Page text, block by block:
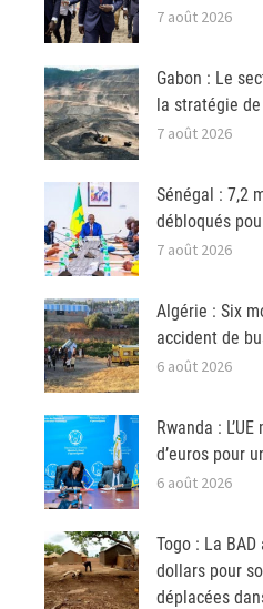
7 août 2026
Gabon : Le
la stratégie de
7 août 2026
Sénégal : 7,2
débloqués
7 août 2026
Algérie : Six
accident de
6 août 2026
Rwanda :
d’euros pour
6 août 2026
Togo : La
dollars pour
déplacées